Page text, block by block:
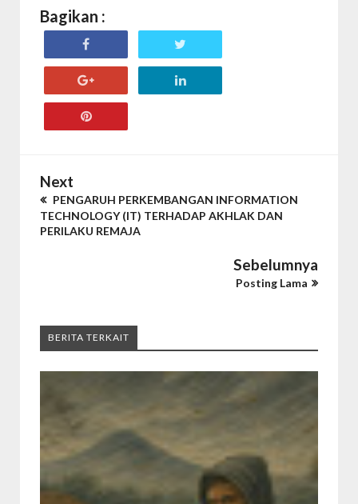
Bagikan :
Next
PENGARUH PERKEMBANGAN INFORMATION
TECHNOLOGY (IT) TERHADAP AKHLAK DAN
PERILAKU REMAJA
Sebelumnya
Posting Lama
BERITA TERKAIT